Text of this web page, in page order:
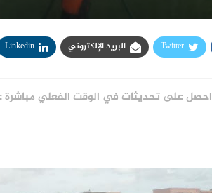
Twitter البريد الإلكتروني Linkedin
احصل على تحديثات في الوقت الفعلي مباشرة